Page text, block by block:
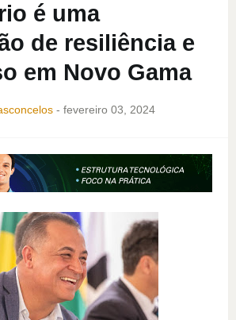
é uma
de resiliência e
em Novo Gama
- fevereiro 03, 2024